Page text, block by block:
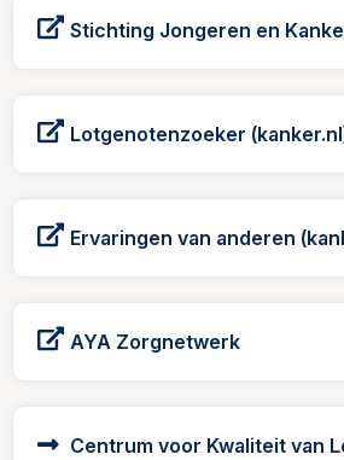
Stichting Jongeren en
Lotgenotenzoeker
Ervaringen van anderen
AYA Zorgnetwerk
Centrum voor Kwaliteit van